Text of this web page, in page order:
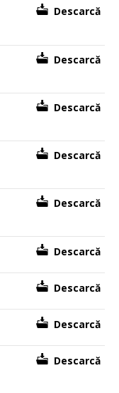
Descarcă
Descarcă
Descarcă
Descarcă
Descarcă
Descarcă
Descarcă
Descarcă
Descarcă